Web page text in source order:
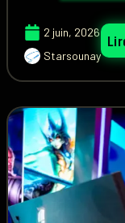
2 juin, 2026
Starsounay